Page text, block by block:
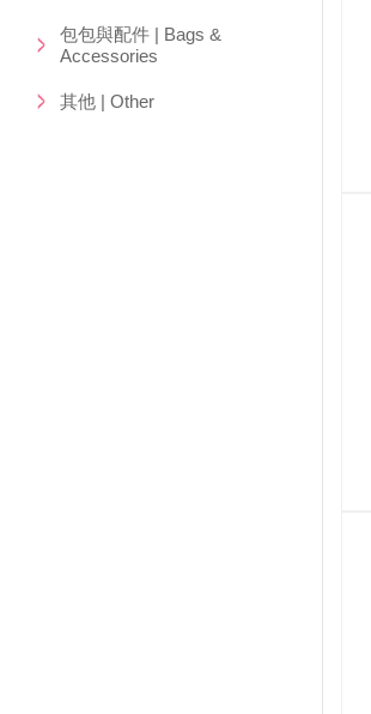
包包與配件 | Bags &
Accessories
其他 | Other